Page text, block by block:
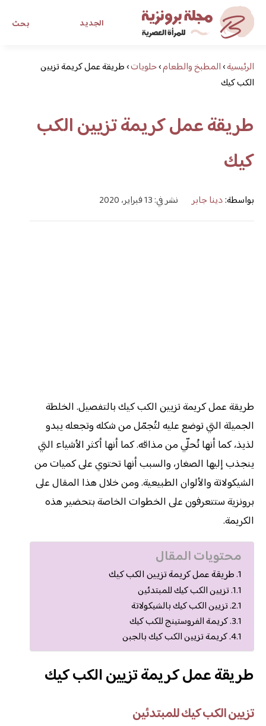
بحث الجديد
مجلة برونزية للفتاة العصريةالرئيسية›المطبخ والطعام›حلويات›طريقة عمل كريمة تزيين
الكب كيك
طريقة عمل كريمة تزيين الكب
كيك
بواسطة:دينا جابر نشر في: 13 فبراير، 2020
طريقة عمل كريمة تزيين الكب كيك بالتفصيل. الخلطة
الجميلة التي توضع عليه لتُجمّل من شكله وتجعله يبدو
لذيذ، كما أنها تُحلّي من مذاقه. كما أنها أكثر الأشياء التي
ينجذب إليها الصغار، والسبب أنها تحتوي على كميات من
الشيكولاتة والألوان الطبيعية. ومن خلال هذا المقال على
برونزية ستتعرفون على الخطوات الخاصة بتحضير هذه
الكريمة.
محتويات المقال
طريقة عمل كريمة تزيين الكب كيك
تزيين الكب كيك للمبتدئين
تزيين الكب كيك بالشيكولاتة
كريمة الفروستينج للكب كيك
كريمة تزيين الكب كيك بالجبن
طريقة عمل كريمة تزيين الكب كيك
تزيين الكب كيك للمبتدئين